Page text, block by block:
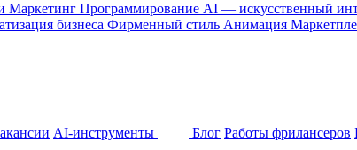
Маркетинг Программирование AI — искусственный
бизнеса Фирменный стиль Анимация
AI-инструменты Блог Работы фрилансеров